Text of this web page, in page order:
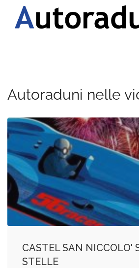
Autoraduni nelle
CASTEL SAN NICCOLO'
STELLE